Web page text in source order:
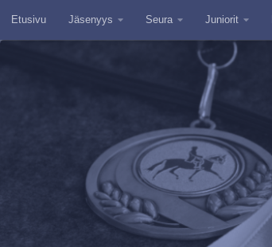
Skip to content
Etusivu Jäsenyys Seura Juniorit